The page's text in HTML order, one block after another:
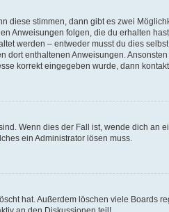
diese stimmen, dann gibt es zwei
Anweisungen folgen, die du erhalten
werden – entweder musst du dies
enthaltenen Anweisungen.
korrekt eingegeben wurde, dann
Wenn dies der Fall ist, wende dich an
ein Administrator lösen muss.
hat. Außerdem löschen viele Boards